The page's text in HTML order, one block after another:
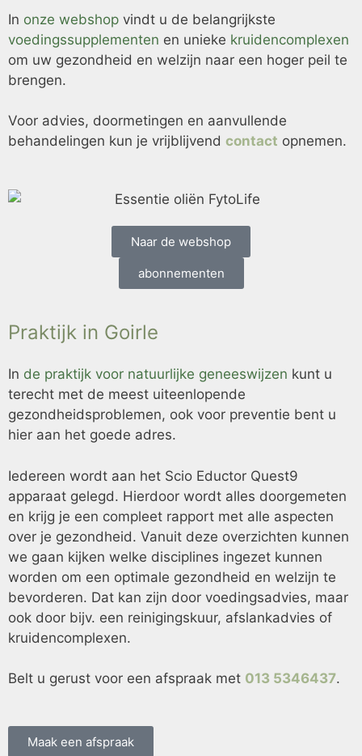
In onze webshop vindt u de belangrijkste
voedingssupplementen en unieke kruidencomplexen
om uw gezondheid en welzijn naar een hoger peil te
brengen.
Voor advies, doormetingen en aanvullende
behandelingen kun je vrijblijvend contact opnemen.
Naar de webshop
abonnementen
Praktijk in Goirle
In de praktijk voor natuurlijke geneeswijzen kunt u
terecht met de meest uiteenlopende
gezondheidsproblemen, ook voor preventie bent u
hier aan het goede adres.
Iedereen wordt aan het Scio Eductor Quest9
apparaat gelegd. Hierdoor wordt alles doorgemeten
en krijg je een compleet rapport met alle aspecten
over je gezondheid. Vanuit deze overzichten kunnen
we gaan kijken welke disciplines ingezet kunnen
worden om een optimale gezondheid en welzijn te
bevorderen. Dat kan zijn door voedingsadvies, maar
ook door bijv. een reinigingskuur, afslankadvies of
kruidencomplexen.
Belt u gerust voor een afspraak met 013 5346437.
Maak een afspraak